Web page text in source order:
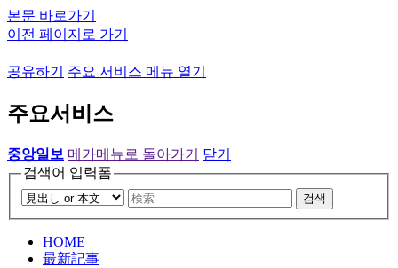
본문 바로가기
이전 페이지로 가기
공유하기 주요 서비스 메뉴 열기
주요서비스
중앙일보 메가메뉴로 돌아가기
닫기
검색어 입력폼
검색
HOME
最新記事